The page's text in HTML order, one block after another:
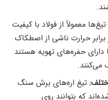
معمولاً از فولاد با کیفیت
حرارت ناشی از اصطکاک
حفره‌های تهویه هستند
تیغ اره‌های برش سنگ
که بتوانند روی